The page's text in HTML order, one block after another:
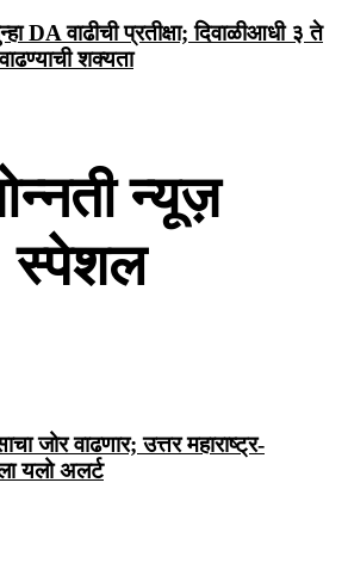
DA वाढीची प्रतीक्षा; दिवाळीआधी ३ ते
शक्यता
न्यूज़
स्पेशल
जोर वाढणार; उत्तर महाराष्ट्र-
यलो अलर्ट